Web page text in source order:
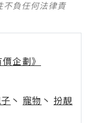
不負任何法律責
企劃》
丶 寵物 丶 扮靚